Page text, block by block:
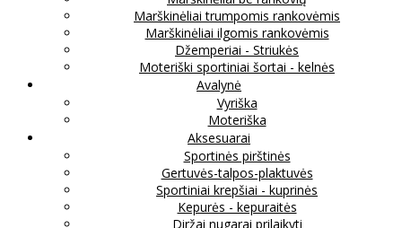
Marškinėliai trumpomis rankovėmis
Marškinėliai ilgomis rankovėmis
Džemperiai - Striukės
Moteriški sportiniai šortai - kelnės
Avalynė
Vyriška
Moteriška
Aksesuarai
Sportinės pirštinės
Gertuvės-talpos-plaktuvės
Sportiniai krepšiai - kuprinės
Kepurės - kepuraitės
Diržai nugarai prilaikyti